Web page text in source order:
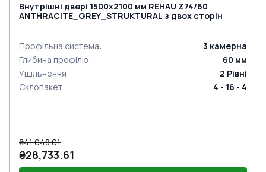
Внутрішні двері 1500x2100 мм REHAU Z74/60
ANTHRACITE_GREY_STRUKTURAL з двох сторін
Профільна система: 3 камерна
Глибина профілю: 60 мм
Ущільнення: 2 Рівні
Склопакет: 4 - 16 - 4
₴41,048.01
₴28,733.61